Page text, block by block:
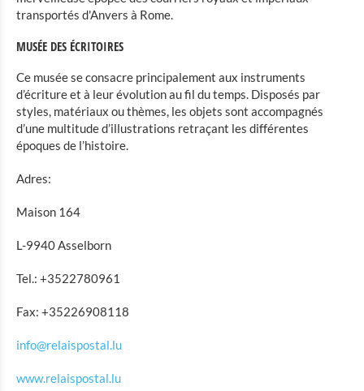
Exposition de maquettes de châteaux luxembourgeois
The Family of Man
Musée du Jouet Clervaux
Musée de la bataille des Ardennes Clervaux
Rackésmillen - héritage industriel
Cornelyshaff - l'art du brassage
General Patton Memorial Museum Ettelbrück
Musée de la bataille des Ardennes 1944-1945 Wiltz
Musée d'histoire de la ville Vianden
Musée d'histoire de la brasserie Diekirch
d'écriture
transportés d'Anvers à Rome.
MUSÉE DES ÉCRITOIRES
Ce musée se consacre principalement aux instruments
d’écriture et à leur évolution au fil du temps. Disposés par
styles, matériaux ou thèmes, les objets sont accompagnés
d’une multitude d’illustrations retraçant les différentes
époques de l’histoire.
Adres:
Maison 164
L-9940 Asselborn
Tel.: +3522780961
Fax: +35226908118
info@relaispostal.lu
www.relaispostal.lu